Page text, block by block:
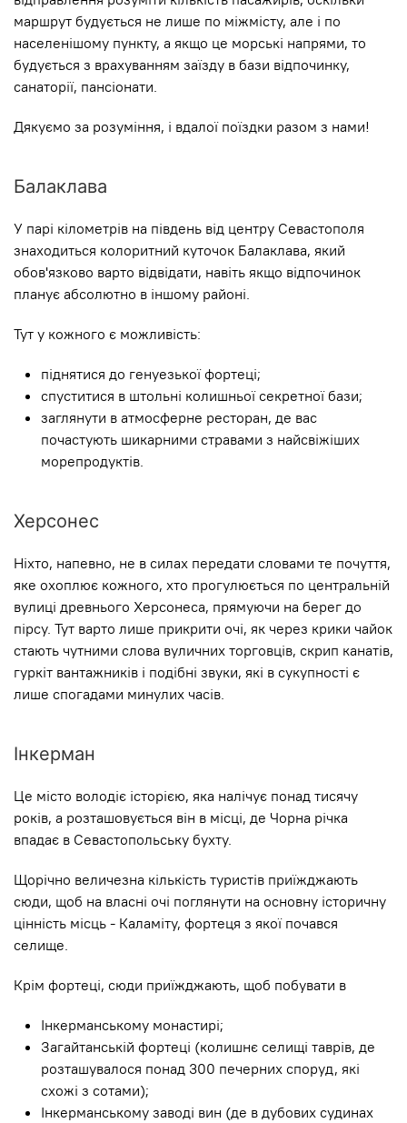
маршрут будується не лише по мiжмiсту, але і по
населенішому пункту, а якщо це морські напрями, то
будується з врахуванням заїзду в бази відпочинку,
санаторії, пансіонати.
Дякуємо за розуміння, і вдалої поїздки разом з нами!
Балаклава
У парі кілометрів на південь від центру Севастополя
знаходиться колоритний куточок Балаклава, який
обов'язково варто відвідати, навіть якщо відпочинок
планує абсолютно в іншому районі.
Тут у кожного є можливість:
піднятися до генуезької фортеці;
спуститися в штольні колишньої секретної бази;
заглянути в атмосферне ресторан, де вас
почастують шикарними стравами з найсвіжіших
морепродуктів.
Херсонес
Ніхто, напевно, не в силах передати словами те почуття,
яке охоплює кожного, хто прогулюється по центральній
вулиці древнього Херсонеса, прямуючи на берег до
пірсу. Тут варто лише прикрити очі, як через крики чайок
стають чутними слова вуличних торговців, скрип канатів,
гуркіт вантажників і подібні звуки, які в сукупності є
лише спогадами минулих часів.
Інкерман
Це місто володіє історією, яка налічує понад тисячу
років, а розташовується він в місці, де Чорна річка
впадає в Севастопольську бухту.
Щорічно величезна кількість туристів приїжджають
сюди, щоб на власні очі поглянути на основну історичну
цінність місць - Каламіту, фортеця з якої почався
селище.
Крім фортеці, сюди приїжджають, щоб побувати в
Інкерманському монастирі;
Загайтанській фортеці (колишнє селищі таврів, де
розташувалося понад 300 печерних споруд, які
схожі з сотами);
Інкерманському заводі вин (де в дубових судинах